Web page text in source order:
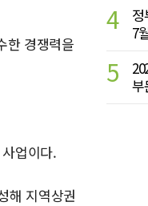
한 경쟁력을
업이다.
해 지역상권
4
7
5
부